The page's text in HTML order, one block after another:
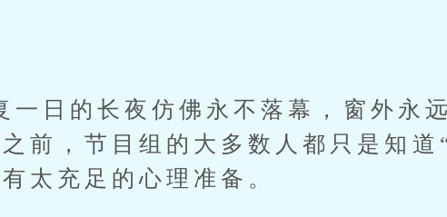
日的长夜仿佛永不落幕，窗外永远
前，节目组的大多数人都只是知道
太充足的心理准备。